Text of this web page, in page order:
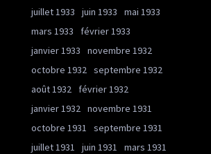
juillet 1933 juin 1933
mai 1933
mars 1933
février 1933
janvier 1933
novembre 1932
octobre 1932 septembre 1932
août 1932
février 1932
janvier 1932 novembre 1931
octobre 1931
septembre 1931
juillet 1931
juin 1931
mars 1931